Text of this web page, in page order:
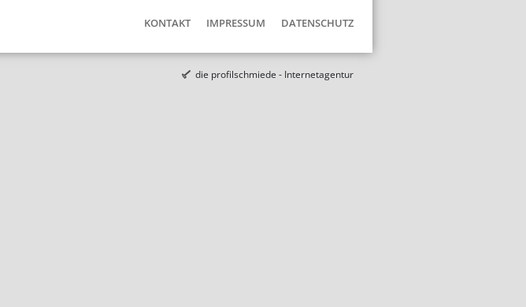
KONTAKT IMPRESSUM DATENSCHUTZ
die profilschmiede - Internetagentur